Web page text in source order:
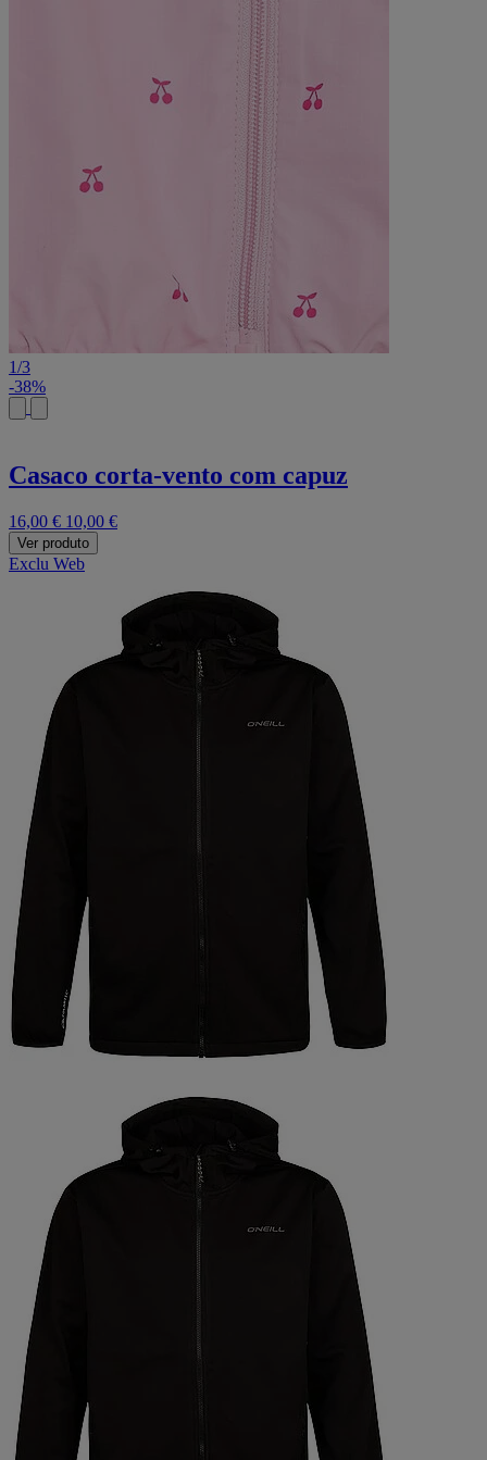
1/3
-38%
Casaco corta-vento com capuz
16,00 € 10,00 €
Ver produto
Exclu Web